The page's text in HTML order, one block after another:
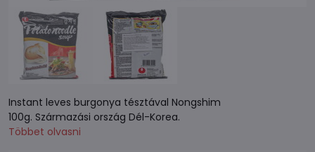
Instant leves burgonya tésztával Nongshim
100g. Származási ország Dél-Korea.
Többet olvasni